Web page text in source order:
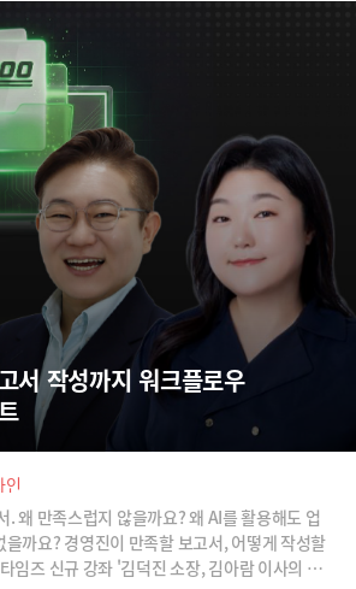
로 떠오른 이유에 대해 알아보도록 하겠습니다.
서 작성까지 워크플로우
인
. 왜 만족스럽지 않을까요? 왜 AI를 활용해도 업
을까요? 경영진이 만족할 보고서, 어떻게 작성할
임즈 신규 강좌 '김덕진 소장, 김아람 이사의 워